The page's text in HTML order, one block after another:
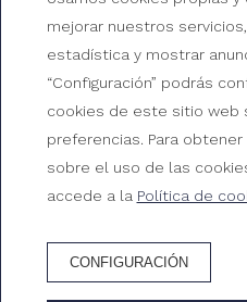
Av. Mar Menuda, s/n,
+34 972 340 312
reserves@ghreymar.com
HG-000174
© 2026 Gran Hotel Reymar
mejorar nuestros
estadística y mostrar
“Configuración” podrás
cookies de este sitio web
preferencias. Para
sobre el uso de las
accede a la Política de
CONFIGURACIÓN